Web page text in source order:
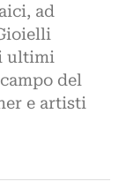
ad
ultimi
del
e artisti